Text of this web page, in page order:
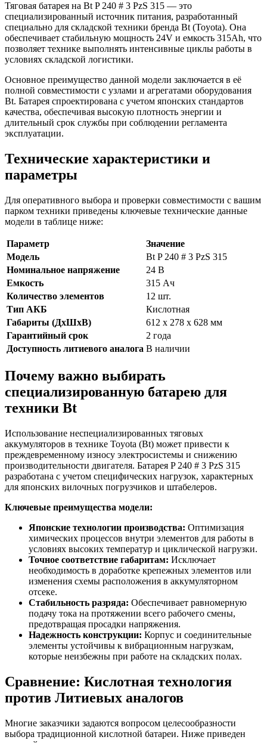
Тяговая батарея на Bt P 240 # 3 PzS 315 — это
специализированный источник питания, разработанный
специально для складской техники бренда Bt (Toyota). Она
обеспечивает стабильную мощность 24V и емкость 315Ah, что
позволяет технике выполнять интенсивные циклы работы в
условиях складской логистики.
Основное преимущество данной модели заключается в её
полной совместимости с узлами и агрегатами оборудования
Bt. Батарея спроектирована с учетом японских стандартов
качества, обеспечивая высокую плотность энергии и
длительный срок службы при соблюдении регламента
эксплуатации.
Технические характеристики и
параметры
Для оперативного выбора и проверки совместимости с вашим
парком техники приведены ключевые технические данные
модели в таблице ниже:
Параметр
Значение
Модель
Bt P 240 # 3 PzS 315
Номинальное напряжение
24 В
Емкость
315 Ач
Количество элементов
12 шт.
Тип АКБ
Кислотная
Габариты (ДхШхВ)
612 x 278 x 628 мм
Гарантийный срок
2 года
Доступность литиевого аналога В наличии
Почему важно выбирать
специализированную батарею для
техники Bt
Использование неспециализированных тяговых
аккумуляторов в технике Toyota (Bt) может привести к
преждевременному износу электросистемы и снижению
производительности двигателя. Батарея P 240 # 3 PzS 315
разработана с учетом специфических нагрузок, характерных
для японских вилочных погрузчиков и штабелеров.
Ключевые преимущества модели:
Японские технологии производства: Оптимизация
химических процессов внутри элементов для работы в
условиях высоких температур и циклической нагрузки.
Точное соответствие габаритам: Исключает
необходимость в доработке крепежных элементов или
изменения схемы расположения в аккумуляторном
отсеке.
Стабильность разряда: Обеспечивает равномерную
подачу тока на протяжении всего рабочего смены,
предотвращая просадки напряжения.
Надежность конструкции: Корпус и соединительные
элементы устойчивы к вибрационным нагрузкам,
которые неизбежны при работе на складских полах.
Сравнение: Кислотная технология
против Литиевых аналогов
Многие заказчики задаются вопросом целесообразности
выбора традиционной кислотной батареи. Ниже приведен